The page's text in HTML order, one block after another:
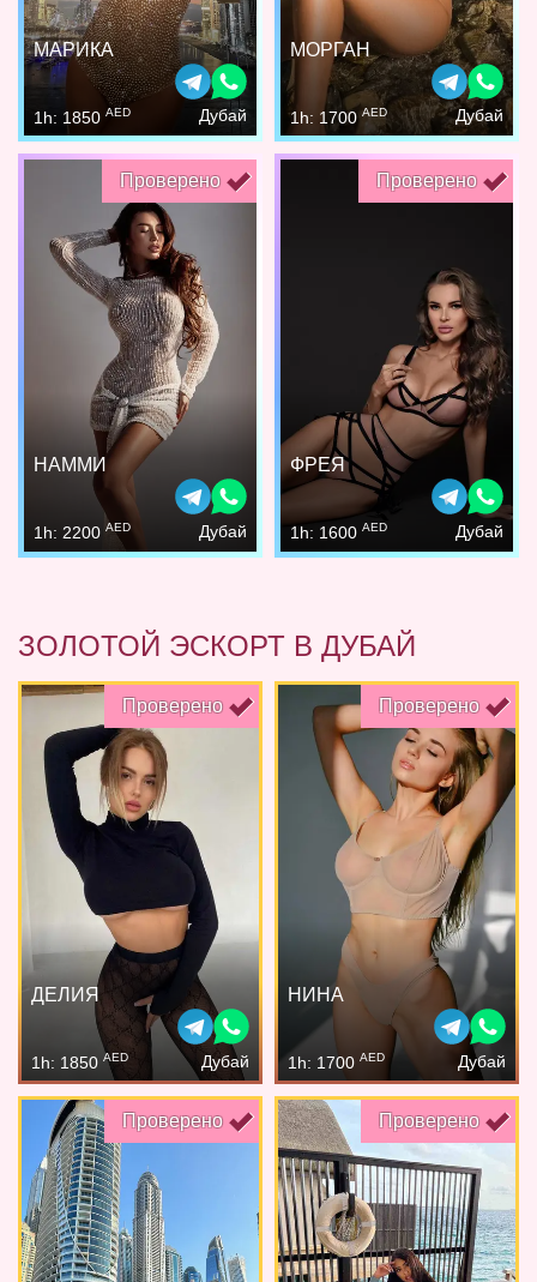
МАРИКА
1h: 1850 AED Дубай
МОРГАН
1h: 1700 AED Дубай
Проверено
НАММИ
1h: 2200 AED Дубай
Проверено
ФРЕЯ
1h: 1600 AED Дубай
ЗОЛОТОЙ ЭСКОРТ В ДУБАЙ
Проверено
ДЕЛИЯ
1h: 1850 AED Дубай
Проверено
НИНА
1h: 1700 AED Дубай
Проверено Проверено